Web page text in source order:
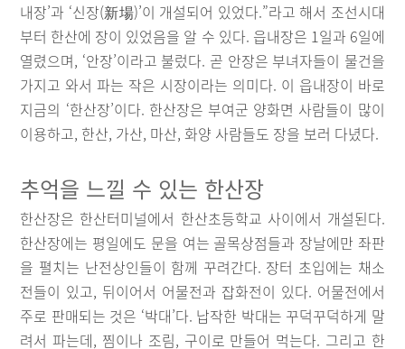
내장’과 ‘신장(新場)’이 개설되어 있었다.”라고 해서 조선시대
부터 한산에 장이 있었음을 알 수 있다. 읍내장은 1일과 6일에
열렸으며, ‘안장’이라고 불렀다. 곧 안장은 부녀자들이 물건을
가지고 와서 파는 작은 시장이라는 의미다. 이 읍내장이 바로
지금의 ‘한산장’이다. 한산장은 부여군 양화면 사람들이 많이
이용하고, 한산, 가산, 마산, 화양 사람들도 장을 보러 다녔다.
추억을 느낄 수 있는 한산장
한산장은 한산터미널에서 한산초등학교 사이에서 개설된다.
한산장에는 평일에도 문을 여는 골목상점들과 장날에만 좌판
을 펼치는 난전상인들이 함께 꾸려간다. 장터 초입에는 채소
전들이 있고, 뒤이어서 어물전과 잡화전이 있다. 어물전에서
주로 판매되는 것은 ‘박대’다. 납작한 박대는 꾸덕꾸덕하게 말
려서 파는데, 찜이나 조림, 구이로 만들어 먹는다. 그리고 한